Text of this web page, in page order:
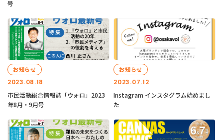
号
2023.08.18
お知らせ
市民活動総合情報誌「ウォロ」2023
年8月・9月号
2023.07.12
お知らせ
Instagram インスタグラム始めまし
た